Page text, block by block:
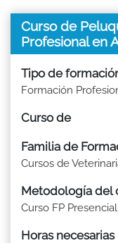
Curso de
Profesional en
Tipo de
Formación
Curso de
Familia de
Cursos de
Metodología del
Curso FP
Horas necesarias